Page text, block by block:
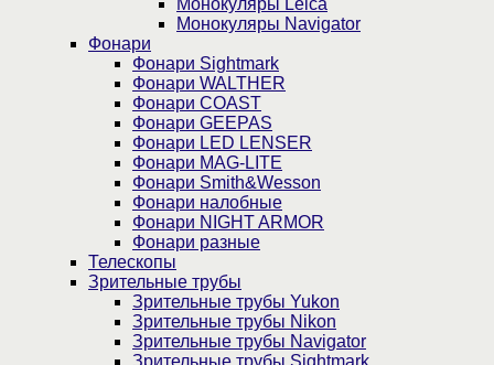
Монокуляры Navigator
Фонари
Фонари Sightmark
Фонари WALTHER
Фонари COAST
Фонари GEEPAS
Фонари LED LENSER
Фонари MAG-LITE
Фонари Smith&Wesson
Фонари налобные
Фонари NIGHT ARMOR
Фонари разные
Телескопы
Зрительные трубы
Зрительные трубы Yukon
Зрительные трубы Nikon
Зрительные трубы Navigator
Зрительные трубы Sightmark